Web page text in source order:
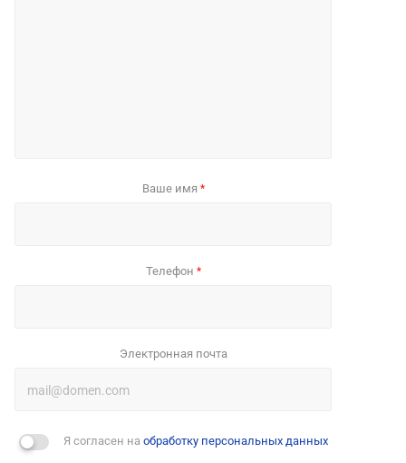
Ваше имя *
Телефон *
Электронная почта
Я согласен на обработку персональных данных